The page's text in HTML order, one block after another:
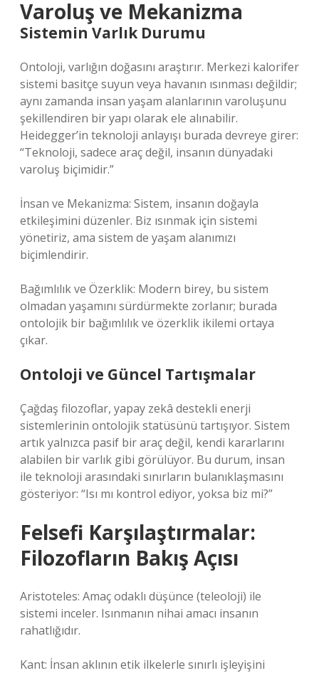
Varoluş ve Mekanizma
Sistemin Varlık Durumu
Ontoloji, varlığın doğasını araştırır. Merkezi kalorifer
sistemi basitçe suyun veya havanın ısınması değildir;
aynı zamanda insan yaşam alanlarının varoluşunu
şekillendiren bir yapı olarak ele alınabilir.
Heidegger’in teknoloji anlayışı burada devreye girer:
“Teknoloji, sadece araç değil, insanın dünyadaki
varoluş biçimidir.”
İnsan ve Mekanizma: Sistem, insanın doğayla
etkileşimini düzenler. Biz ısınmak için sistemi
yönetiriz, ama sistem de yaşam alanımızı
biçimlendirir.
Bağımlılık ve Özerklik: Modern birey, bu sistem
olmadan yaşamını sürdürmekte zorlanır; burada
ontolojik bir bağımlılık ve özerklik ikilemi ortaya
çıkar.
Ontoloji ve Güncel Tartışmalar
Çağdaş filozoflar, yapay zekâ destekli enerji
sistemlerinin ontolojik statüsünü tartışıyor. Sistem
artık yalnızca pasif bir araç değil, kendi kararlarını
alabilen bir varlık gibi görülüyor. Bu durum, insan
ile teknoloji arasındaki sınırların bulanıklaşmasını
gösteriyor: “Isı mı kontrol ediyor, yoksa biz mi?”
Felsefi Karşılaştırmalar:
Filozofların Bakış Açısı
Aristoteles: Amaç odaklı düşünce (teleoloji) ile
sistemi inceler. Isınmanın nihai amacı insanın
rahatlığıdır.
Kant: İnsan aklının etik ilkelerle sınırlı işleyişini